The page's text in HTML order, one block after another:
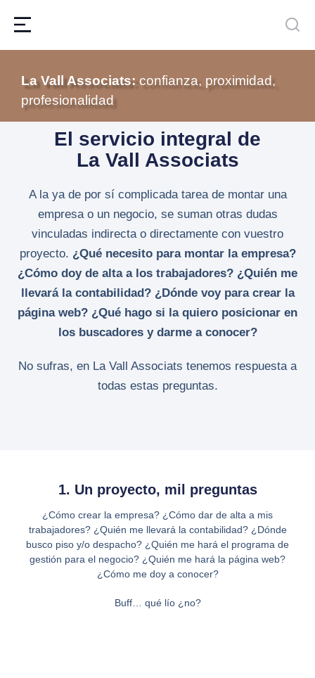
La Vall Associats: confianza, proximidad,
profesionalidad
El servicio integral de
La Vall Associats
A la ya de por sí complicada tarea de montar una
empresa o un negocio, se suman otras dudas
vinculadas indirecta o directamente con vuestro
proyecto. ¿Qué necesito para montar la empresa?
¿Cómo doy de alta a los trabajadores? ¿Quién me
llevará la contabilidad? ¿Dónde voy para crear la
página web? ¿Qué hago si la quiero posicionar en
los buscadores y darme a conocer?
No sufras, en La Vall Associats tenemos respuesta a
todas estas preguntas.
1. Un proyecto, mil preguntas
¿Cómo crear la empresa? ¿Cómo dar de alta a mis
trabajadores? ¿Quién me llevará la contabilidad? ¿Dónde
busco piso y/o despacho? ¿Quién me hará el programa de
gestión para el negocio? ¿Quién me hará la página web?
¿Cómo me doy a conocer?
Buff… qué lío ¿no?